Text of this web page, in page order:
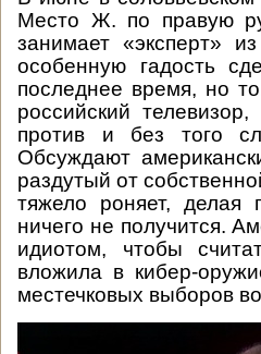
Место Ж. по правую
занимает «эксперт»
особенную гадость
последнее время, но
российский
против и без того
Обсуждают
раздутый от
тяжело роняет,
ничего не получится.
идиотом, чтобы
вложила в кибер-
местечковых выборов